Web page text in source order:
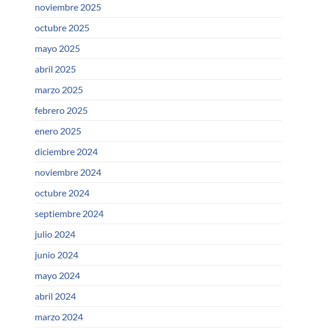
noviembre 2025
octubre 2025
mayo 2025
abril 2025
marzo 2025
febrero 2025
enero 2025
diciembre 2024
noviembre 2024
octubre 2024
septiembre 2024
julio 2024
junio 2024
mayo 2024
abril 2024
marzo 2024